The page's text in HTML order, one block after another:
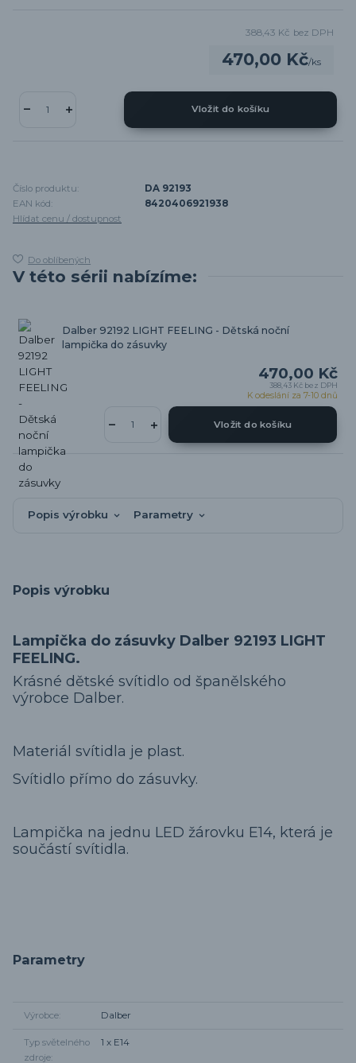
470,00 Kč/ks
388,43 Kč bez DPH
Vložit do košíku
Číslo produktu:
DA 92193
EAN kód:
8420406921938
Hlídat cenu / dostupnost
Do oblíbených
V této sérii nabízíme:
Dalber 92192 LIGHT FEELING - Dětská noční
lampička do zásuvky
470,00 Kč
388,43 Kč bez DPH
K odeslání za 7-10 dnů
Vložit do košíku
Popis výrobku Parametry
Popis výrobku
Lampička do zásuvky Dalber 92193 LIGHT
FEELING.
Krásné dětské svítidlo od španělského
výrobce Dalber.
Materiál svítidla je plast.
Svítidlo přímo do zásuvky.
Lampička na jednu LED žárovku E14, která je
součástí svítidla.
Parametry
Výrobce Dalber
Typ světelného
zdroje
1 x E14